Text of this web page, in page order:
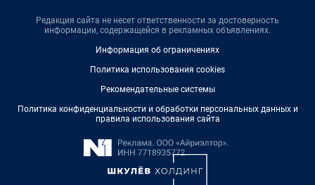
Редакция сайта не несет ответственности за достоверность
информации, содержащейся в рекламных объявлениях.
Информация об ограничениях
Политика использования cookies
Рекомендательные системы
Политика конфиденциальности и обработки персональных данных и
правила использования сайта